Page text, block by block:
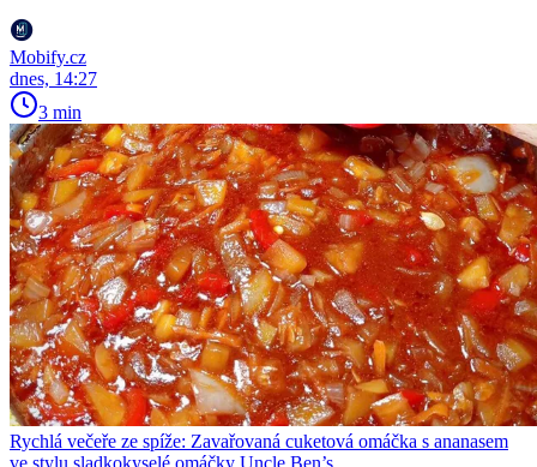
Mobify.cz
dnes, 14:27
3 min
Rychlá večeře ze spíže: Zavařovaná cuketová omáčka s ananasem